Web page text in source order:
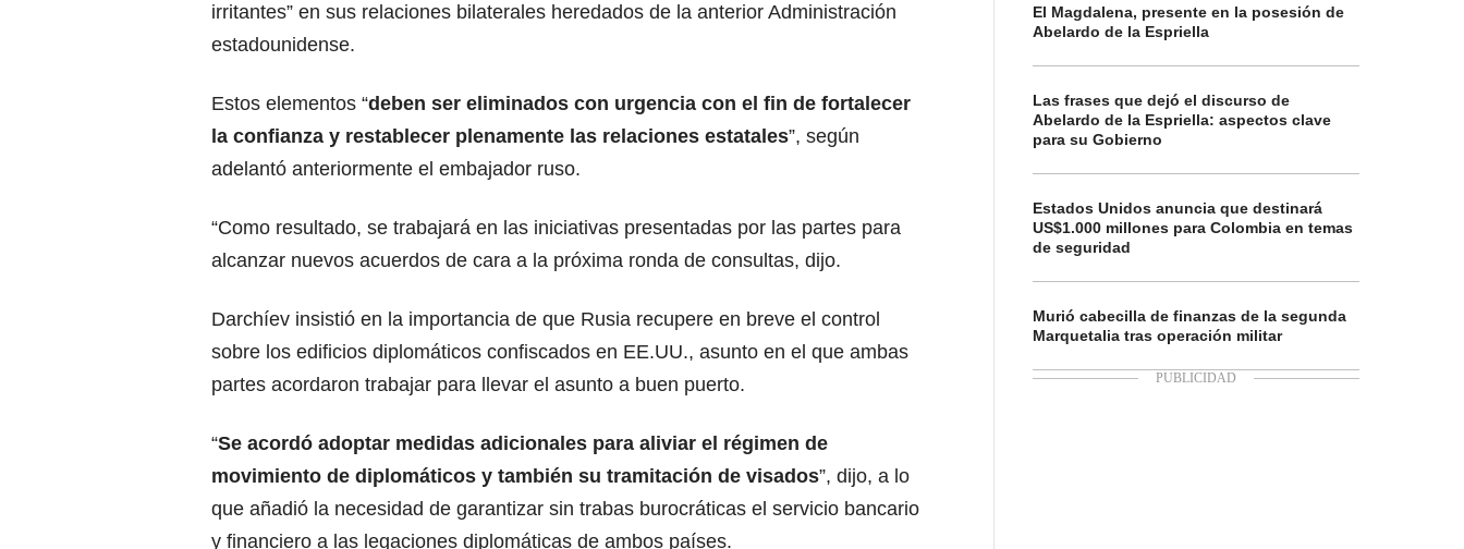
irritantes” en sus relaciones bilaterales heredados de la anterior Administración
estadounidense.
Estos elementos “deben ser eliminados con urgencia con el fin de fortalecer
la confianza y restablecer plenamente las relaciones estatales”, según
adelantó anteriormente el embajador ruso.
“Como resultado, se trabajará en las iniciativas presentadas por las partes para
alcanzar nuevos acuerdos de cara a la próxima ronda de consultas, dijo.
Darchíev insistió en la importancia de que Rusia recupere en breve el control
sobre los edificios diplomáticos confiscados en EE.UU., asunto en el que ambas
partes acordaron trabajar para llevar el asunto a buen puerto.
“Se acordó adoptar medidas adicionales para aliviar el régimen de
movimiento de diplomáticos y también su tramitación de visados”, dijo, a lo
que añadió la necesidad de garantizar sin trabas burocráticas el servicio bancario
y financiero a las legaciones diplomáticas de ambos países.
El Magdalena, presente en la posesión de
Abelardo de la Espriella
Las frases que dejó el discurso de
Abelardo de la Espriella: aspectos clave
para su Gobierno
Estados Unidos anuncia que destinará
US$1.000 millones para Colombia en temas
de seguridad
Murió cabecilla de finanzas de la segunda
Marquetalia tras operación militar